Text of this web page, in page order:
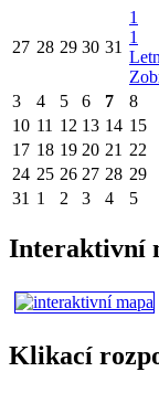
27 28 29 30 31
1
1
3 4 5 6 7 8
10 11 12 13 14 15
17 18 19 20 21 22
24 25 26 27 28 29
31 1 2 3 4 5
Interaktivní
Klikací